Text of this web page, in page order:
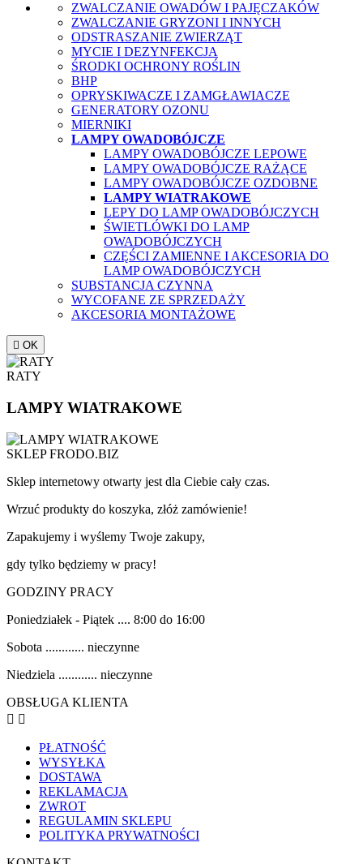
ZWALCZANIE OWADÓW I PAJĘCZAKÓW
ZWALCZANIE GRYZONI I INNYCH
ODSTRASZANIE ZWIERZĄT
MYCIE I DEZYNFEKCJA
ŚRODKI OCHRONY ROŚLIN
BHP
OPRYSKIWACZE I ZAMGŁAWIACZE
GENERATORY OZONU
MIERNIKI
LAMPY OWADOBÓJCZE
LAMPY OWADOBÓJCZE LEPOWE
LAMPY OWADOBÓJCZE RAŻĄCE
LAMPY OWADOBÓJCZE OZDOBNE
LAMPY WIATRAKOWE
LEPY DO LAMP OWADOBÓJCZYCH
ŚWIETLÓWKI DO LAMP
OWADOBÓJCZYCH
CZĘŚCI ZAMIENNE I AKCESORIA DO
LAMP OWADOBÓJCZYCH
SUBSTANCJA CZYNNA
WYCOFANE ZE SPRZEDAŻY
AKCESORIA MONTAŻOWE
 OK
RATY
LAMPY WIATRAKOWE
SKLEP FRODO.BIZ
Sklep internetowy otwarty jest dla Ciebie cały czas.
Wrzuć produkty do koszyka, złóż zamówienie!
Zapakujemy i wyślemy Twoje zakupy,
gdy tylko będziemy w pracy!
GODZINY PRACY
Poniedziałek - Piątek .... 8:00 do 16:00
Sobota ............ nieczynne
Niedziela ............ nieczynne
OBSŁUGA KLIENTA
 
PŁATNOŚĆ
WYSYŁKA
DOSTAWA
REKLAMACJA
ZWROT
REGULAMIN SKLEPU
POLITYKA PRYWATNOŚCI